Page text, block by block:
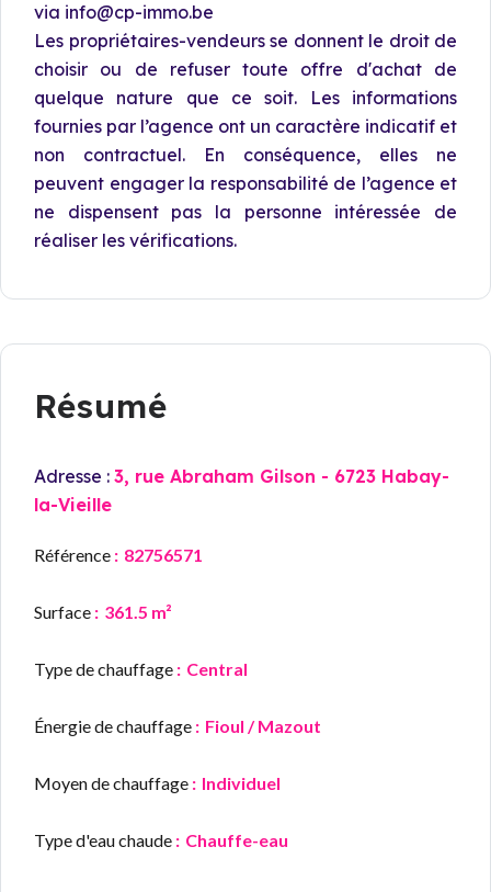
via info@cp-immo.be
Les propriétaires-vendeurs se donnent le droit de
choisir ou de refuser toute offre d'achat de
quelque nature que ce soit. Les informations
fournies par l’agence ont un caractère indicatif et
non contractuel. En conséquence, elles ne
peuvent engager la responsabilité de l’agence et
ne dispensent pas la personne intéressée de
réaliser les vérifications.
Résumé
Adresse : 3, rue Abraham Gilson - 6723 Habay-
la-Vieille
Référence 82756571
Surface 361.5 m²
Type de chauffage Central
Énergie de chauffage Fioul / Mazout
Moyen de chauffage Individuel
Type d'eau chaude Chauffe-eau